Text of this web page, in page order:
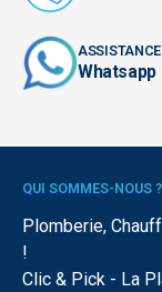
Whatsapp
QUI SOMMES-NOUS ?
Plomberie,
!
Clic & Pick - La